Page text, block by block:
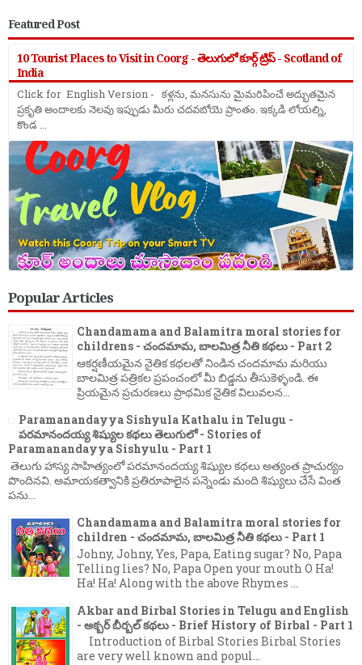
Featured Post
10 Tourist Places to Visit in Coorg - తెలుగులో కూర్గ్ ట్రిప్ - Scotland of
India
Click for English Version - కళ్లను, మనసును మైమరిపించే అద్భుతమైన
ప్రకృతి అందాలకు నెలవు ఇప్పుడు మీరు చదవబోయె ప్రాంతం. ఇక్కడి లోయల్ని,
కొండ ...
Popular Articles
Chandamama and Balamitra moral stories for
childrens - చందమామ, బాలమిత్ర నీతి కథలు - Part 2
ఆకర్షణీయమైన నైతిక కథలతో నిండిన చందమామ మరియు
బాలమిత్ర పత్రికల ప్రపంచంలో మీ బిడ్డను తీసుకెళ్ళండి. ఈ
ప్రియమైన ప్రచురణలు ప్రాథమిక నైతిక విలువలన...
Paramanandayya Sishyula Kathalu in Telugu -
పరమానందయ్య శిష్యుల కథలు తెలుగులో - Stories of
Paramanandayya Sishyulu - Part 1
తెలుగు హాస్య సాహిత్యంలో పరమానందయ్య శిష్యుల కథలు అత్యంత ప్రాచుర్యం
పొందినవి. అమాయకత్వానికి ప్రతిరూపాలైన పన్నెండు మంది శిష్యులు చేసే వింత
పను...
Chandamama and Balamitra moral stories for
children - చందమామ, బాలమిత్ర నీతి కథలు - Part 1
Johny, Johny, Yes, Papa, Eating sugar? No, Papa
Telling lies? No, Papa Open your mouth O Ha!
Ha! Ha! Along with the above Rhymes ...
Akbar and Birbal Stories in Telugu and English
- అక్బర్ బీర్బల్ కథలు - Brief History of Birbal - Part 1
Introduction of Birbal Stories Birbal Stories
are very well known and popul...